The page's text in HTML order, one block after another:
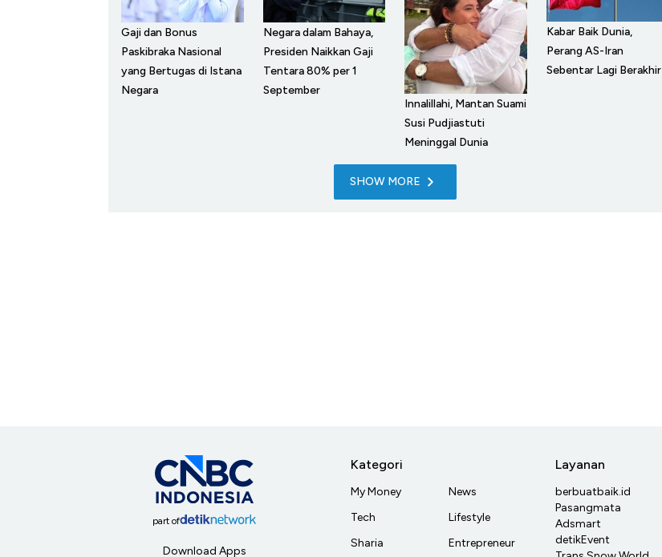
Gaji dan Bonus
Paskibraka Nasional
yang Bertugas di Istana
Negara
Negara dalam Bahaya,
Presiden Naikkan Gaji
Tentara 80% per 1
September
Innalillahi, Mantan Suami
Susi Pudjiastuti
Meninggal Dunia
Kabar Baik Dunia,
Perang AS-Iran
Sebentar Lagi Berakhir
SHOW MORE
part of
Download Apps
Kategori
My Money
Tech
Sharia
News
Lifestyle
Entrepreneur
Layanan
berbuatbaik.id
Pasangmata
Adsmart
detikEvent